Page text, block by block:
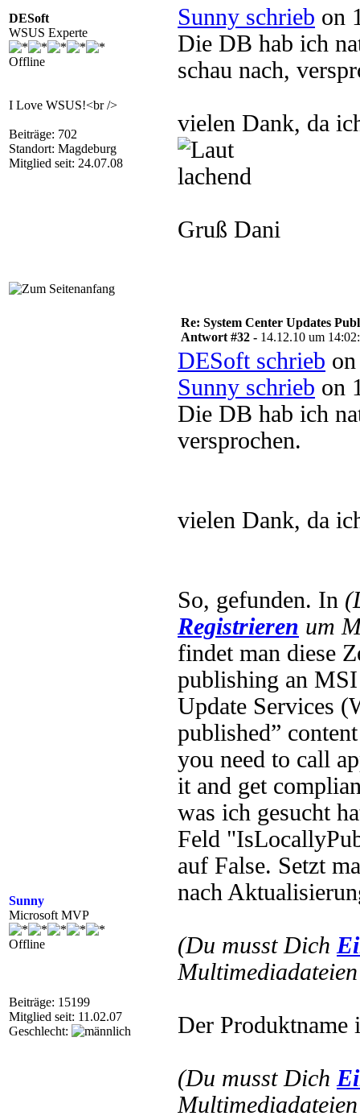
DESoft
WSUS Experte
Offline
I Love WSUS!<br />
Beiträge: 702
Standort: Magdeburg
Mitglied seit: 24.07.08
Sunny schrieb on
Die DB hab ich
schau nach,
vielen Dank, da
Gruß Dani
Sunny
Microsoft MVP
Offline
Beiträge: 15199
Mitglied seit: 11.02.07
Geschlecht:
Re: System Center Updates
Antwort #32 - 14.12.10 um
DESoft schrieb
Sunny schrieb on
Die DB hab ich
versprochen.
vielen Dank, da
So, gefunden. In
Registrieren um
findet man diese
publishing an
Update Services
published”
you need to call
it and get
was ich gesucht
Feld
auf False. Setzt
nach
(Du musst Dich
Der Produktname
(Du musst Dich